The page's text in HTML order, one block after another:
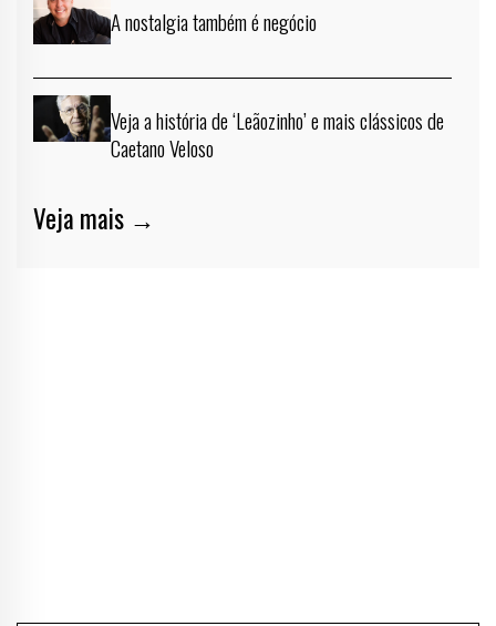
A nostalgia também é negócio
Veja a história de ‘Leãozinho’ e mais clássicos de
Caetano Veloso
Veja mais →